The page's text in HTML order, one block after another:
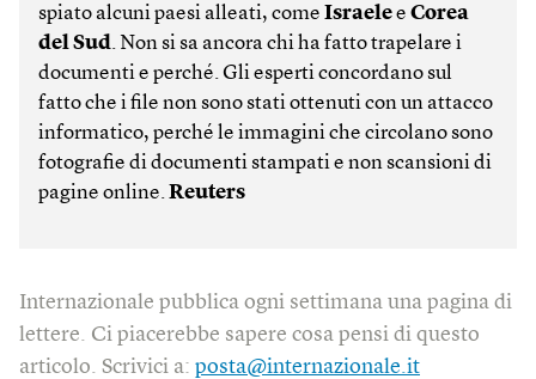
spiato alcuni paesi alleati, come Israelee Corea
del Sud. Non si sa ancora chi ha fatto trapelare i
documenti e perché. Gli esperti concordano sul
fatto che i file non sono stati ottenuti con un attacco
informatico, perché le immagini che circolano sono
fotografie di documenti stampati e non scansioni di
pagine online.Reuters
Internazionale pubblica ogni settimana una pagina di
lettere. Ci piacerebbe sapere cosa pensi di questo
articolo. Scrivici a: posta@internazionale.it